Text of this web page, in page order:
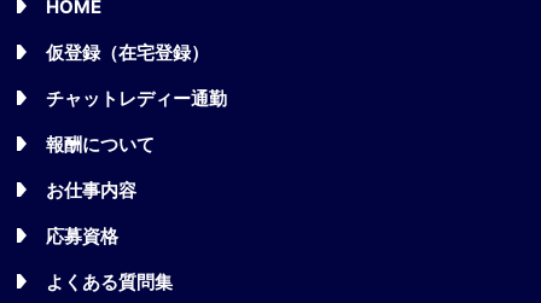
HOME
仮登録（在宅登録）
チャットレディー通勤
報酬について
お仕事内容
応募資格
よくある質問集